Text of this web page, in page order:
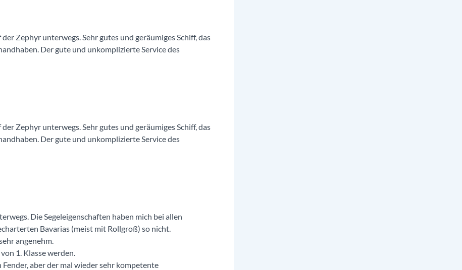
Zephyr unterwegs. Sehr gutes und geräumiges Schiff, das
Der gute und unkomplizierte Service des
Zephyr unterwegs. Sehr gutes und geräumiges Schiff, das
Der gute und unkomplizierte Service des
Die Segeleigenschaften haben mich bei allen
Bavarias (meist mit Rollgroß) so nicht.
angenehm.
1. Klasse werden.
aber der mal wieder sehr kompetente